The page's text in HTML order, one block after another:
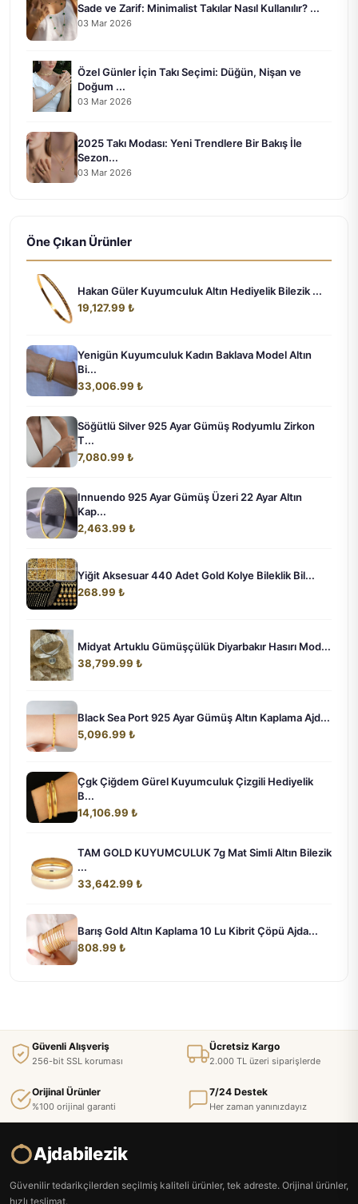
Sade ve Zarif: Minimalist Takılar Nasıl Kullanılır? ...
03 Mar 2026
Özel Günler İçin Takı Seçimi: Düğün, Nişan ve
Doğum ...
03 Mar 2026
2025 Takı Modası: Yeni Trendlere Bir Bakış İle
Sezon...
03 Mar 2026
Öne Çıkan Ürünler
Hakan Güler Kuyumculuk Altın Hediyelik Bilezik ...
19,127.99 ₺
Yenigün Kuyumculuk Kadın Baklava Model Altın
Bi...
33,006.99 ₺
Söğütlü Silver 925 Ayar Gümüş Rodyumlu Zirkon
T...
7,080.99 ₺
Innuendo 925 Ayar Gümüş Üzeri 22 Ayar Altın
Kap...
2,463.99 ₺
Yiğit Aksesuar 440 Adet Gold Kolye Bileklik Bil...
268.99 ₺
Midyat Artuklu Gümüşçülük Diyarbakır Hasırı Mod...
38,799.99 ₺
Black Sea Port 925 Ayar Gümüş Altın Kaplama Ajd...
5,096.99 ₺
Çgk Çiğdem Gürel Kuyumculuk Çizgili Hediyelik
B...
14,106.99 ₺
TAM GOLD KUYUMCULUK 7g Mat Simli Altın Bilezik
...
33,642.99 ₺
Barış Gold Altın Kaplama 10 Lu Kibrit Çöpü Ajda...
808.99 ₺
Güvenli Alışveriş
256-bit SSL koruması
Ücretsiz Kargo
2.000 TL üzeri siparişlerde
Orijinal Ürünler
%100 orijinal garanti
7/24 Destek
Her zaman yanınızdayız
Ajdabilezik
Güvenilir tedarikçilerden seçilmiş kaliteli ürünler, tek adreste. Orijinal ürünler,
hızlı teslimat.